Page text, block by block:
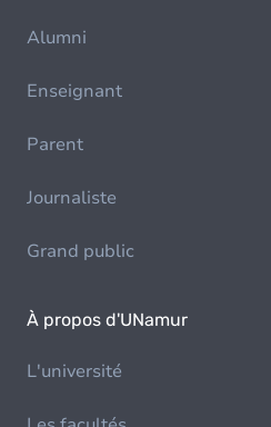
Alumni
Enseignant
Parent
Journaliste
Grand public
À propos d'UNamur
L'université